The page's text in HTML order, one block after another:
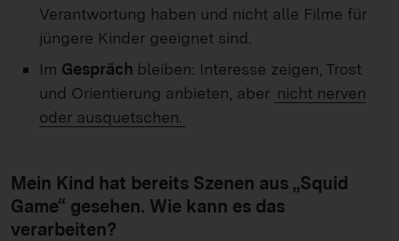
Verantwortung haben und nicht alle Filme für
jüngere Kinder geeignet sind.
Im Gespräch bleiben: Interesse zeigen, Trost
und Orientierung anbieten, aber nicht nerven
oder ausquetschen.
Mein Kind hat bereits Szenen aus „Squid
Game“ gesehen. Wie kann es das
verarbeiten?